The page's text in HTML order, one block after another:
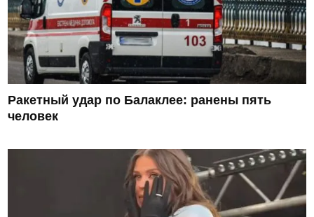
Ракетный удар по Балаклее: ранены пять
человек